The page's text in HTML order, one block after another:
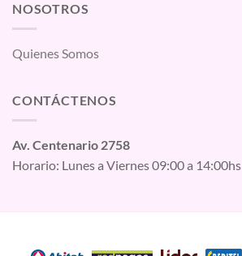
NOSOTROS
Quienes Somos
CONTÁCTENOS
Av. Centenario 2758
Horario: Lunes a Viernes 09:00 a 14:00hs